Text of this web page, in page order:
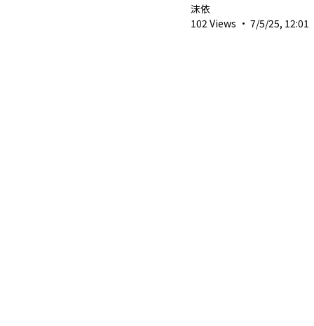
沫依
102 Views · 7/5/25, 12:01